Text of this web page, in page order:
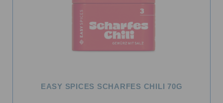
EASY SPICES SCHARFES CHILI 70G